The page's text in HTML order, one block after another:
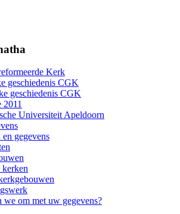
Kerk
geschiedenis CGK
geschiedenis CGK
Universiteit Apeldoorn
en gegevens
we om met uw gegevens?